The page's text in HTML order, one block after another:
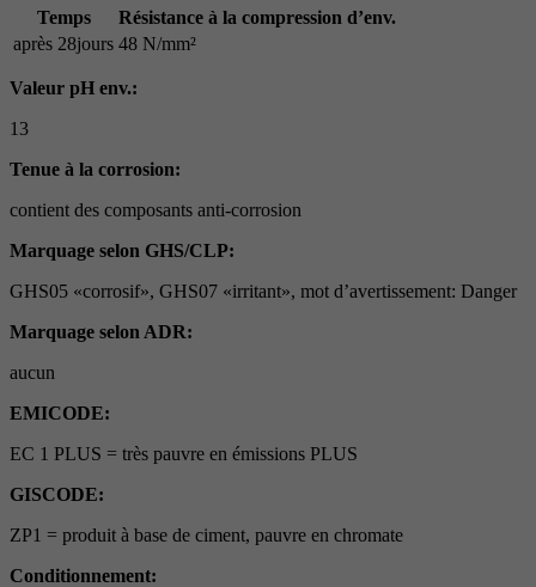
Temps
Résistance à la compression d’env.
après 28jours 48 N/mm²
Valeur pH env.:
13
Tenue à la corrosion:
contient des composants anti-corrosion
Marquage selon GHS/CLP:
GHS05 «corrosif», GHS07 «irritant», mot d’avertissement: Danger
Marquage selon ADR:
aucun
EMICODE:
EC 1 PLUS = très pauvre en émissions PLUS
GISCODE:
ZP1 = produit à base de ciment, pauvre en chromate
Conditionnement: